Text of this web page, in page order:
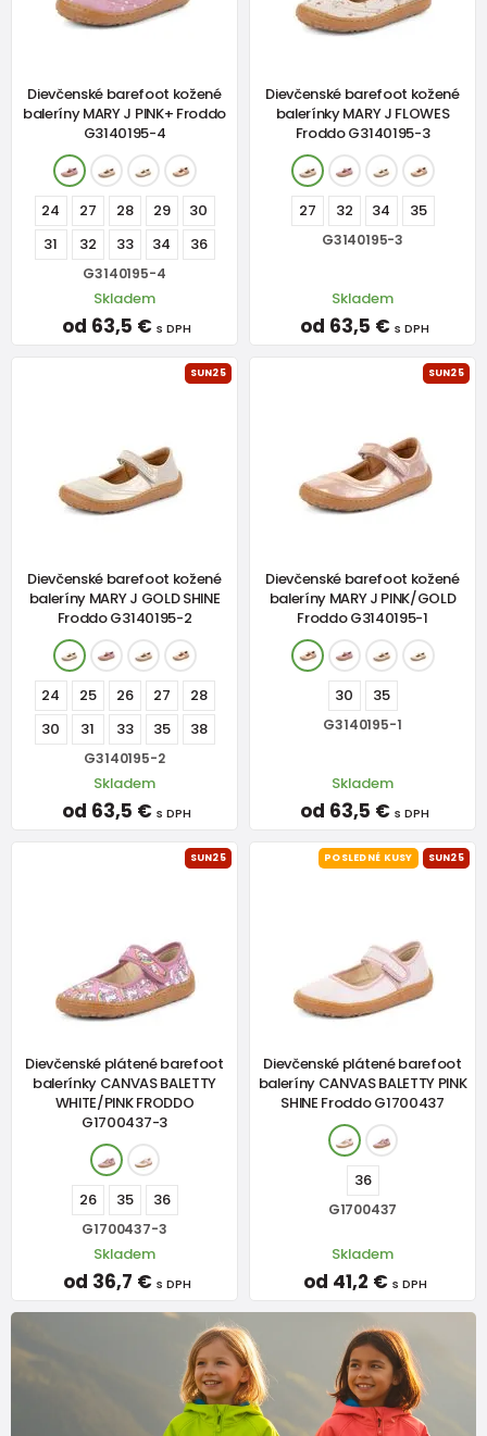
Dievčenské barefoot kožené
baleríny MARY J PINK+ Froddo
G3140195-4
24 27 28 29
30
31
32 33 34 36
G3140195-4
Skladem
od 63,5 € s DPH
Dievčenské barefoot kožené
balerínky MARY J FLOWES
Froddo G3140195-3
27 32 34 35
G3140195-3
Skladem
od 63,5 € s DPH
SUN25
Dievčenské barefoot kožené
baleríny MARY J GOLD SHINE
Froddo G3140195-2
24 25 26 27
28
30
31 33 35 38
G3140195-2
Skladem
od 63,5 € s DPH
SUN25
Dievčenské barefoot kožené
baleríny MARY J PINK/GOLD
Froddo G3140195-1
30 35
G3140195-1
Skladem
od 63,5 € s DPH
SUN25
Dievčenské plátené barefoot
balerínky CANVAS BALETTY
WHITE/PINK FRODDO
G1700437-3
26 35 36
G1700437-3
Skladem
od 36,7 € s DPH
POSLEDNÉ KUSY SUN25
Dievčenské plátené barefoot
baleríny CANVAS BALETTY PINK
SHINE Froddo G1700437
36
G1700437
Skladem
od 41,2 € s DPH